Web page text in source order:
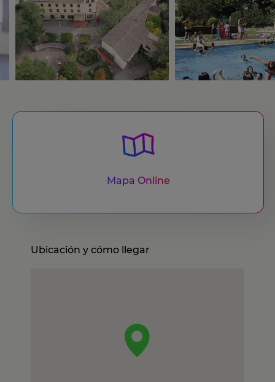
Mapa Online
Ubicación y cómo llegar